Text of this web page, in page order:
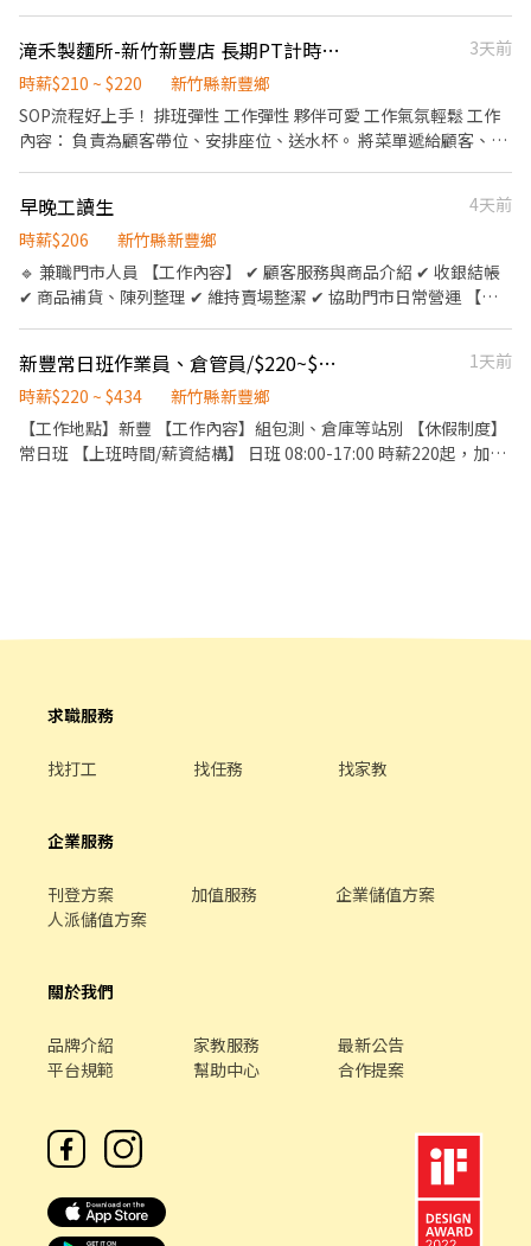
滝禾製麵所-新竹新豐店 長期PT計時人員（工讀生、計時人員、PT）
3天前
時薪$210 ~ $220
新竹縣新豐鄉
SOP流程好上手！ 排班彈性 工作彈性 夥伴可愛 工作氣氛輕鬆 工作
內容： 負責為顧客帶位、安排座位、送水杯。 將菜單遞給顧客、解
盤與清理環境。 並負責結帳、收銀等工作。 擔任廚師的助手，處理
烹飪前與烹飪中之準備工作與其他餐廳相關事務。 負責洗、剝、
削、切各種食材。 負責清理工作環境、設備和餐具。 準備不同餐點
所需要的食材。 協助測量食材的容量與重量。 負責擺盤、打包外帶
早晚工讀生
4天前
時薪$206
新竹縣新豐鄉
🔹 兼職門市人員 【工作內容】 ✔ 顧客服務與商品介紹 ✔ 收銀結帳
✔ 商品補貨、陳列整理 ✔ 維持賣場整潔 ✔ 協助門市日常營運 【我
⏰ 排班制，可依課業或個人時間安排。 【工作地點】 📍 屈臣氏 新
豐門市 【我們提供】 ✨ 完整教育訓練 ✨ 友善工作環境 ✨ 員工購物
優惠 ✨ 良好的團隊合作氛圍
新豐常日班作業員、倉管員/$220~$367/週休二日/隔日領、週領
1天前
時薪$220 ~ $434
新竹縣新豐鄉
【工作地點】新豐 【工作內容】組包測、倉庫等站別 【休假制度】
常日班 【上班時間/薪資結構】 日班 08:00-17:00 時薪220起，加班
求職服務
找打工 找任務 找家教
企業服務
刊登方案 加值服務
企業儲值方案
人派儲值方案
關於我們
品牌介紹 家教服務
最新公告
平台規範
幫助中心 合作提案